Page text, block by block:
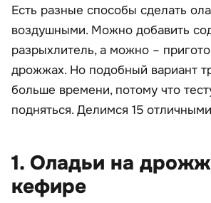
Есть разные способы сделать
воздушными. Можно добавить
разрыхлитель, а можно –
дрожжах. Но подобный вариант
больше времени, потому что
подняться. Делимся 15
1. Оладьи на
кефире